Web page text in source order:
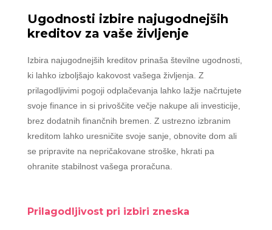
Ugodnosti izbire najugodnejših
kreditov za vaše življenje
Izbira najugodnejših kreditov prinaša številne ugodnosti,
ki lahko izboljšajo kakovost vašega življenja. Z
prilagodljivimi pogoji odplačevanja lahko lažje načrtujete
svoje finance in si privoščite večje nakupe ali investicije,
brez dodatnih finančnih bremen. Z ustrezno izbranim
kreditom lahko uresničite svoje sanje, obnovite dom ali
se pripravite na nepričakovane stroške, hkrati pa
ohranite stabilnost vašega proračuna.
Prilagodljivost pri izbiri zneska